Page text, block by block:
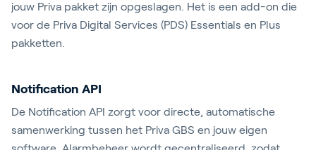
jouw Priva pakket zijn opgeslagen. Het is een add-on die
voor de Priva Digital Services (PDS) Essentials en Plus
pakketten.
Notification API
De Notification API zorgt voor directe, automatische
samenwerking tussen het Priva GBS en jouw eigen